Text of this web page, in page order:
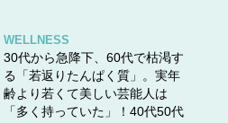
WELLNESS
30代から急降下、60代で枯渇す
る「若返りたんぱく質」。実年
齢より若くて美しい芸能人は
「多く持っていた」！40代50代